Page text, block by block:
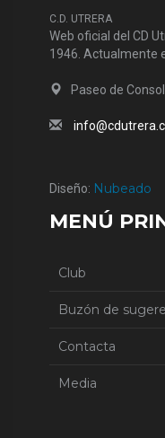
C.D. UTRERA
Web oficial del CD
1946. Actualmente
Paseo de
Diseño: Nubeado
MENÚ
Club
Buzón de
Contacta
Media